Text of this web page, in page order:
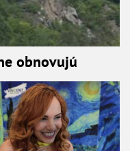
obnovujú